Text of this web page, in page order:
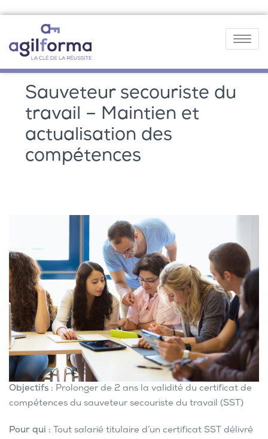
Toggle
Sauveteur secouriste du
travail – Maintien et
actualisation des
compétences
Objectifs : Prolonger de 2 ans la validité du certificat de
compétences du sauveteur secouriste du travail (SST)
Pour qui : Tout salarié titulaire d’un certificat SST délivré